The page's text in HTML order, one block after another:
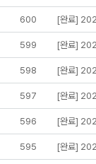
600 [완료]
599 [완료]
598 [완료]
597 [완료]
596 [완료]
595 [완료]